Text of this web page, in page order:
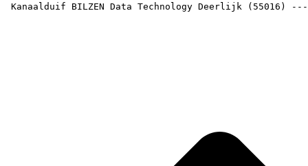
Kanaalduif BILZEN Data Technology Deerlijk